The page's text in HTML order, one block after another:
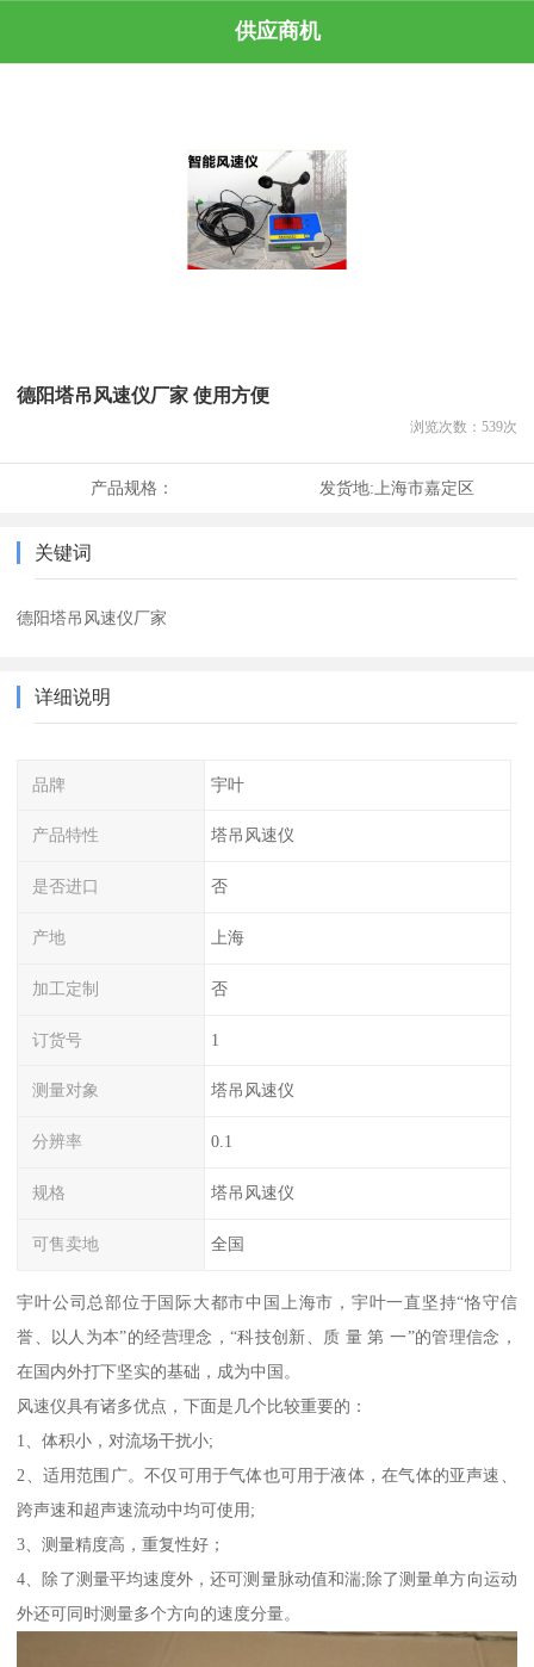
供应商机
德阳塔吊风速仪厂家 使用方便
浏览次数： 539次
产品规格： 发货地:上海市嘉定区
关键词
德阳塔吊风速仪厂家
详细说明
品牌 宇叶
产品特性 塔吊风速仪
是否进口 否
产地 上海
加工定制 否
订货号 1
测量对象 塔吊风速仪
分辨率 0.1
规格 塔吊风速仪
可售卖地 全国
宇叶公司总部位于国际大都市中国上海市，宇叶一直坚持“恪守信
誉、以人为本”的经营理念，“科技创新、质 量 第 一”的管理信念，
在国内外打下坚实的基础，成为中国。
风速仪具有诸多优点，下面是几个比较重要的：
1、体积小，对流场干扰小;
2、适用范围广。不仅可用于气体也可用于液体，在气体的亚声速、
跨声速和超声速流动中均可使用;
3、测量精度高，重复性好；
4、除了测量平均速度外，还可测量脉动值和湍;除了测量单方向运动
外还可同时测量多个方向的速度分量。